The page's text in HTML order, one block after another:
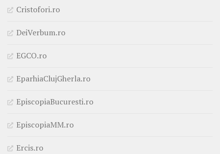
Cristofori.ro
DeiVerbum.ro
EGCO.ro
EparhiaClujGherla.ro
EpiscopiaBucuresti.ro
EpiscopiaMM.ro
Ercis.ro